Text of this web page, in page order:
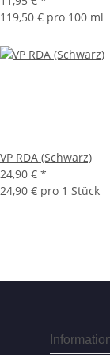
119,50 € pro 100 ml
VP RDA (Schwarz)
24,90 € *
24,90 € pro 1 Stück